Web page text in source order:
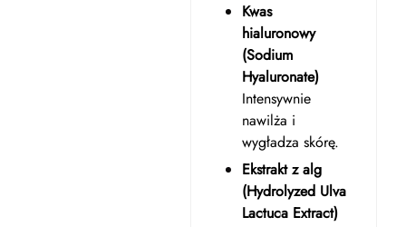
Kwas
hialuronowy
(Sodium
Hyaluronate)
Intensywnie
nawilża i
wygładza skórę.
Ekstrakt z alg
(Hydrolyzed Ulva
Lactuca Extract)